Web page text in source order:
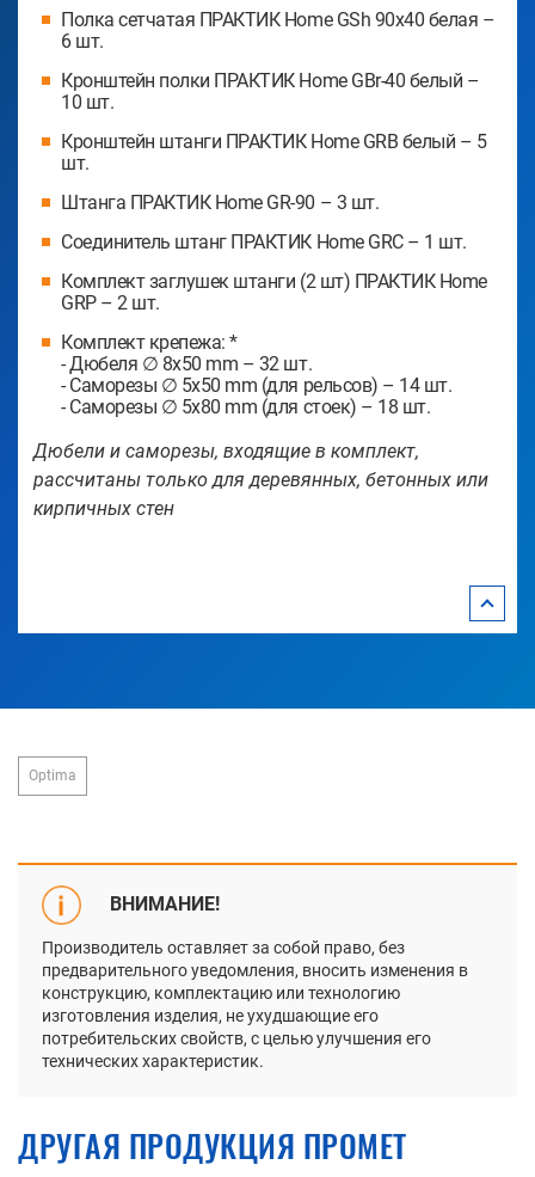
Полка сетчатая ПРАКТИК Home GSh 90х40 белая –
6 шт.
Кронштейн полки ПРАКТИК Home GBr-40 белый –
10 шт.
Кронштейн штанги ПРАКТИК Home GRB белый – 5
шт.
Штанга ПРАКТИК Home GR-90 – 3 шт.
Соединитель штанг ПРАКТИК Home GRC – 1 шт.
Комплект заглушек штанги (2 шт) ПРАКТИК Home
GRP – 2 шт.
Комплект крепежа: *
- Дюбеля ∅ 8х50 mm – 32 шт.
- Саморезы ∅ 5х50 mm (для рельсов) – 14 шт.
- Саморезы ∅ 5х80 mm (для стоек) – 18 шт.
Дюбели и саморезы, входящие в комплект,
рассчитаны только для деревянных, бетонных или
кирпичных стен
Optima
ВНИМАНИЕ!
Производитель оставляет за собой право, без
предварительного уведомления, вносить изменения в
конструкцию, комплектацию или технологию
изготовления изделия, не ухудшающие его
потребительских свойств, с целью улучшения его
технических характеристик.
ДРУГАЯ ПРОДУКЦИЯ ПРОМЕТ